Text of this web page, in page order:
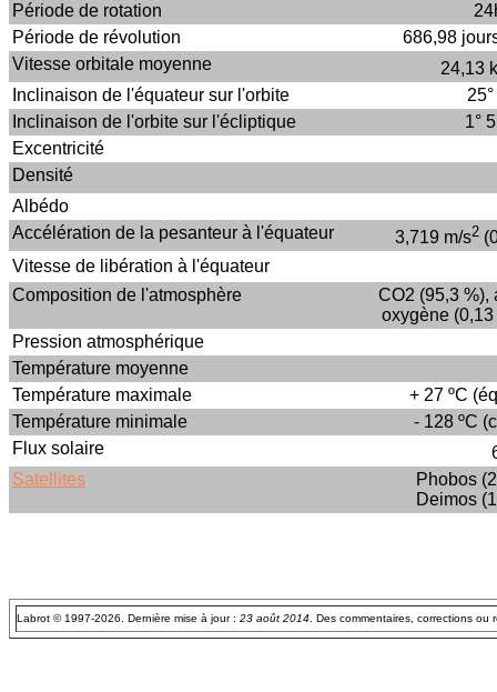
Période de rotation
Période de révolution
686,98
Vitesse orbitale moyenne
24,13
Inclinaison de l'équateur sur l'orbite
Inclinaison de l'orbite sur l'écliptique
1°
Excentricité
Densité
Albédo
Accélération de la pesanteur à l'équateur
3,719 m/s2
Vitesse de libération à l'équateur
Composition de l'atmosphère
CO2 (95,3 %),
oxygène
Pression atmosphérique
Température moyenne
Température maximale
+ 27 ºC
Température minimale
- 128 ºC
Flux solaire
Satellites
Phobos
Deimos
Labrot © 1997-2026. Dernière mise à jour : 23 août 2014 . Des commentaires, corrections